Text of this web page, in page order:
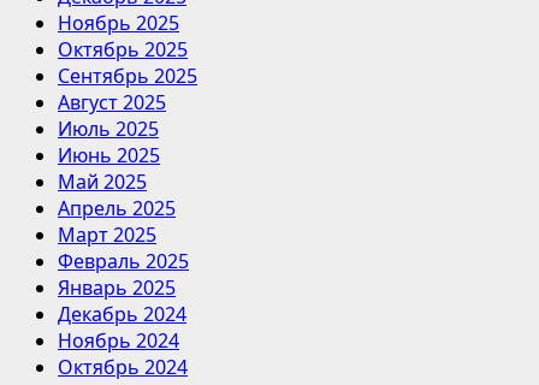
Ноябрь 2025
Октябрь 2025
Сентябрь 2025
Август 2025
Июль 2025
Июнь 2025
Май 2025
Апрель 2025
Март 2025
Февраль 2025
Январь 2025
Декабрь 2024
Ноябрь 2024
Октябрь 2024